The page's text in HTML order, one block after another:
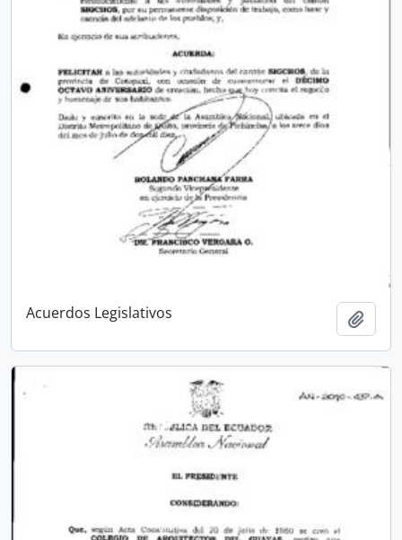
Acuerdos Legislativos